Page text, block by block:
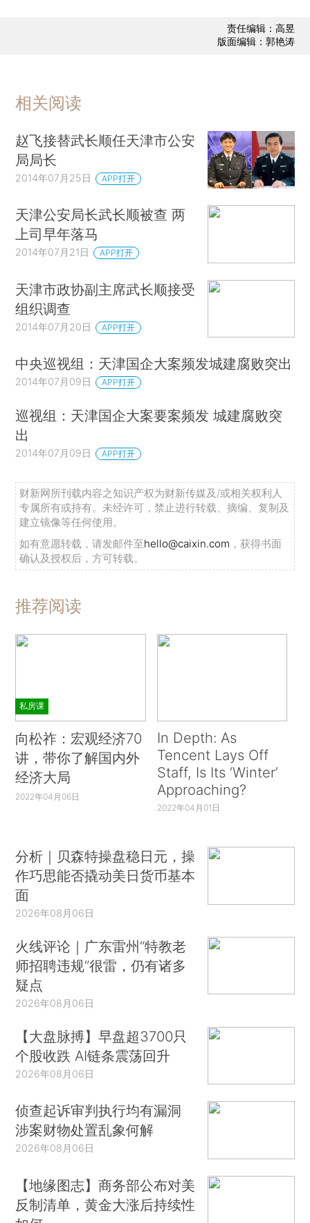
责任编辑：高昱
版面编辑：郭艳涛
相关阅读
赵飞接替武长顺任天津市公安
局局长
2014年07月25日 APP打开
天津公安局长武长顺被查 两
上司早年落马
2014年07月21日 APP打开
天津市政协副主席武长顺接受
组织调查
2014年07月20日 APP打开
中央巡视组：天津国企大案频发城建腐败突出
2014年07月09日 APP打开
巡视组：天津国企大案要案频发 城建腐败突
出
2014年07月09日 APP打开
财新网所刊载内容之知识产权为财新传媒及/或相关权利人
专属所有或持有。未经许可，禁止进行转载、摘编、复制及
建立镜像等任何使用。
如有意愿转载，请发邮件至hello@caixin.com ，获得书面
确认及授权后，方可转载。
推荐阅读
私房课
向松祚：宏观经济70
讲，带你了解国内外
经济大局
2022年04月06日
In Depth: As
Tencent Lays Off
Staff, Is Its ‘Winter’
Approaching?
2022年04月01日
分析｜贝森特操盘稳日元，操
作巧思能否撬动美日货币基本
面
2026年08月06日
火线评论｜广东雷州“特教老
师招聘违规”很雷，仍有诸多
疑点
2026年08月06日
【大盘脉搏】早盘超3700只
个股收跌 AI链条震荡回升
2026年08月06日
侦查起诉审判执行均有漏洞
涉案财物处置乱象何解
2026年08月06日
【地缘图志】商务部公布对美
反制清单，黄金大涨后持续性